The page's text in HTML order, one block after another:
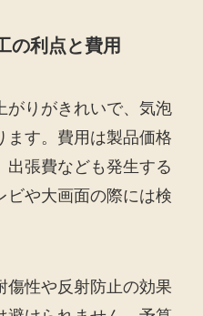
の利点と費用
がりがきれいで、気泡
ます。費用は製品価格
出張費なども発生する
ビや大画面の際には検
傷性や反射防止の効果